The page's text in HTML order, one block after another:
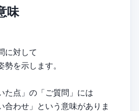
味
に対して
を示します。
た点」の「ご質問」には
合わせ」という意味がありま